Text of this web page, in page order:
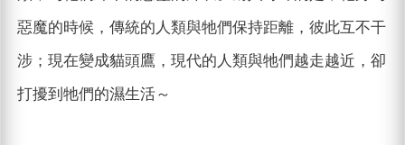
惡魔的時候，傳統的人類與牠們保持距離，彼此互不干
涉；現在變成貓頭鷹，現代的人類與牠們越走越近，卻
打擾到牠們的濕生活～